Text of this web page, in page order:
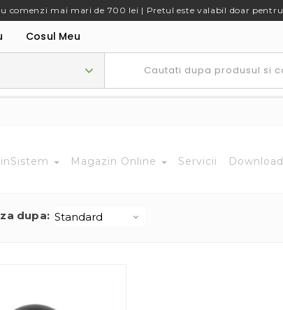
comenzi mai mari de 700 lei | Pretul este valabil doar pentru
Cosul Meu
Magazin Online Servicii Download
dupa: